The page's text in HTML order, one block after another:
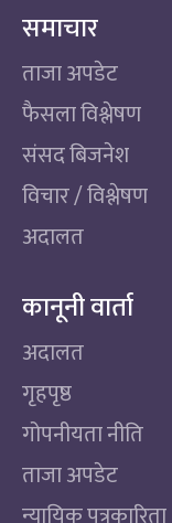
समाचार
ताजा अपडेट
फैसला विश्लेषण
संसद बिजनेश
विचार / विश्लेषण
अदालत
कानूनी वार्ता
अदालत
गृहपृष्ठ
गोपनीयता नीति
ताजा अपडेट